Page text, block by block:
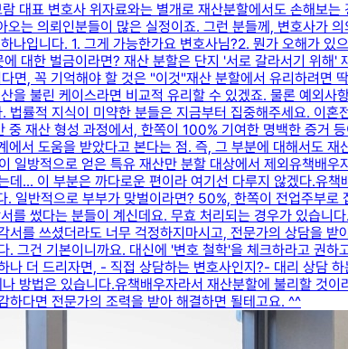
대표 변호사 ​위자료와는 별개로 재산분할에서도 손해보
는 의뢰인분들이 많은 실정이죠. ​그런 분들께, 변호사가
나입니다. 1. 그게 가능한가요 변호사님?2. 뭔가 오해가
대한 벌금이라면? 재산 분할은 단지 '서로 갈라서기 위해
면, 꼭 기억해야 할 것은 "이것"​재산 분할에서 유리하려면
을 불린 케이스라면 비교적 유리할 수 있겠죠. ​물론 예외
률적 지식이 미약한 분들은 지금부터 집중해주세요. ​이
재산 형성 과정에서, 한쪽이 100% 기여한 명백한 증거
서 도움을 받았다고 본다는 점. ​즉, 그 부분에 대해서도
일방적으로 얻은 특유 재산만 분할 대상에서 제외​유책배
... 이 부분은 까다로운 편이라 여기선 다루지 않겠다.유
일반적으로 부부가 맞벌이라면? 50%, 한쪽이 전업주부
썼다는 분들이 계신데요. ​무효 처리되는 경우가 있습니
를 쓰셨더라도 너무 걱정하지마시고, 전문가의 상담을
그건 기본이니까요. ​대신에 '변호 철학'을 체크하라고 권
더 드리자면, ​- 직접 상담하는 변호사인지?- 대리 상담
방법은 있습니다.유책배우자라서 재산분할에 불리할 것
하다면 전문가의 조력을 받아 해결하면 될테고요. ^^